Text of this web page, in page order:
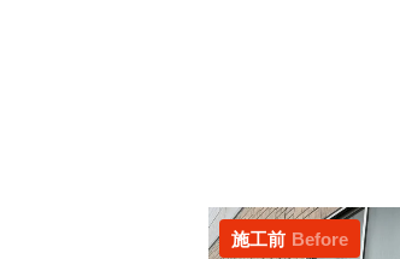
施工前 Before